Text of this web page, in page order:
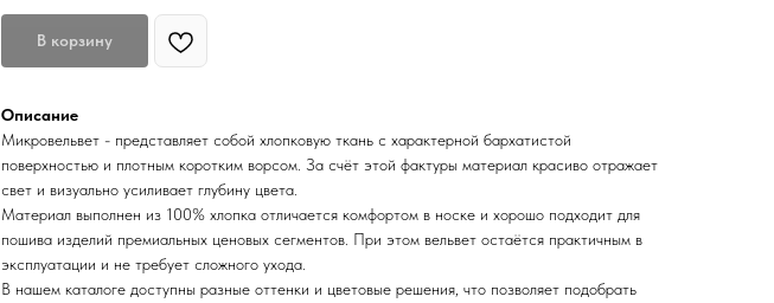
В корзину
Описание
Микровельвет - представляет собой хлопковую ткань с характерной бархатистой
поверхностью и плотным коротким ворсом. За счёт этой фактуры материал красиво отражает
свет и визуально усиливает глубину цвета.
Материал выполнен из 100% хлопка отличается комфортом в носке и хорошо подходит для
пошива изделий премиальных ценовых сегментов. При этом вельвет остаётся практичным в
эксплуатации и не требует сложного ухода.
В нашем каталоге доступны разные оттенки и цветовые решения, что позволяет подобрать